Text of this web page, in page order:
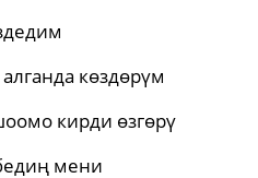
көздөрүм
кирди өзгөрү
мени